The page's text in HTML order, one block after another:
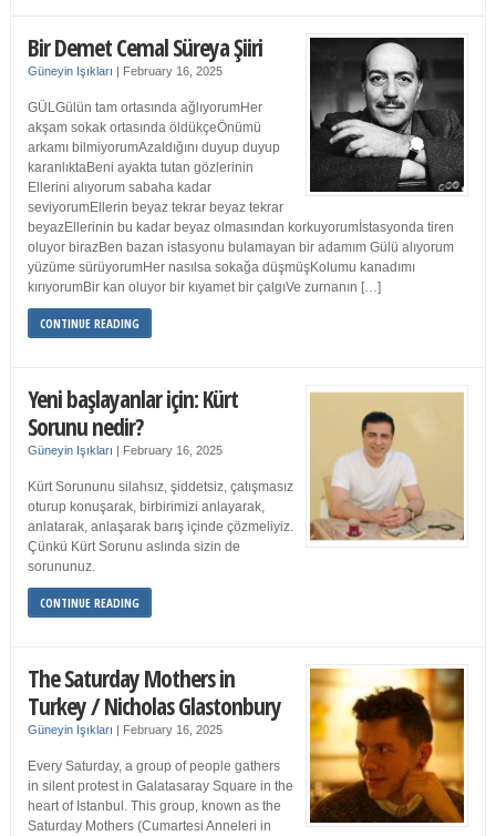
Bir Demet Cemal Süreya Şiiri
Güneyin Işıkları | February 16, 2025
GÜLGülün tam ortasında ağlıyorumHer
akşam sokak ortasında öldükçeÖnümü
arkamı bilmiyorumAzaldığını duyup duyup
karanlıktaBeni ayakta tutan gözlerinin
Ellerini alıyorum sabaha kadar
seviyorumEllerin beyaz tekrar beyaz tekrar
beyazEllerinin bu kadar beyaz olmasından korkuyorumİstasyonda tiren
oluyor birazBen bazan istasyonu bulamayan bir adamım Gülü alıyorum
yüzüme sürüyorumHer nasılsa sokağa düşmüşKolumu kanadımı
kırıyorumBir kan oluyor bir kıyamet bir çalgıVe zurnanın […]
CONTINUE READING
Yeni başlayanlar için: Kürt
Sorunu nedir?
Güneyin Işıkları | February 16, 2025
Kürt Sorununu silahsız, şiddetsiz, çatışmasız
oturup konuşarak, birbirimizi anlayarak,
anlatarak, anlaşarak barış içinde çözmeliyiz.
Çünkü Kürt Sorunu aslında sizin de
sorununuz.
CONTINUE READING
The Saturday Mothers in
Turkey / Nicholas Glastonbury
Güneyin Işıkları | February 16, 2025
Every Saturday, a group of people gathers
in silent protest in Galatasaray Square in the
heart of Istanbul. This group, known as the
Saturday Mothers (Cumartesi Anneleri in